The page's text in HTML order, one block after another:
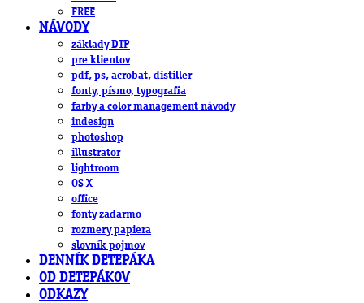
FREE
NÁVODY
základy DTP
pre klientov
pdf, ps, acrobat, distiller
fonty, písmo, typografia
farby a color management návody
indesign
photoshop
illustrator
lightroom
OS X
office
fonty zadarmo
rozmery papiera
slovník pojmov
DENNÍK DETEPÁKA
OD DETEPÁKOV
ODKAZY